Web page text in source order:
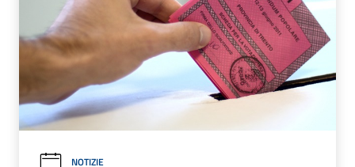
NOTIZIE